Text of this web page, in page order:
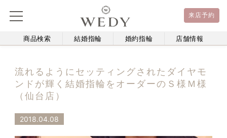
来店予約
商品検索 結婚指輪 婚約指輪 店舗情報
流れるようにセッティングされたダイヤモ
ンドが輝く結婚指輪をオーダーのＳ様Ｍ様
（仙台店）
2018.04.08